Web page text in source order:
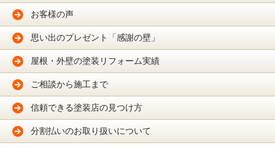
ともに、本ポリシーの内容を適宜見直し、その改善に努めます。
当社の個人情報の取扱に関するお問い合せは下記までご連絡ください。
株式会社 鬼澤塗装店
〒 982-0251 宮城県仙台市太白区茂庭字中ノ瀬東1-1
お客様の声
思い出のプレゼント「感謝の壁」
屋根・外壁の塗装リフォーム実績
ご相談から施工まで
信頼できる塗装店の見つけ方
分割払いのお取り扱いについて